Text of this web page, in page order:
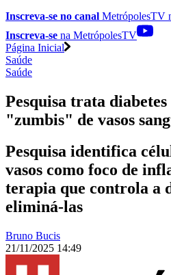
Inscreva-se no canal MetrópolesTV
Inscreva-se na MetrópolesTV
Página Inicial
Saúde
Saúde
Pesquisa trata
"zumbis" de vasos
Pesquisa identifica
vasos como foco de
terapia que controla a
eliminá-las
Bruno Bucis
21/11/2025 14:49